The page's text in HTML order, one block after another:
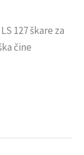
127 škare za
čine